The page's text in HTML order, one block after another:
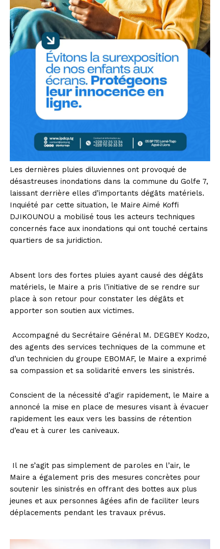
Les dernières pluies diluviennes ont provoqué de
désastreuses inondations dans la commune du Golfe 7,
laissant derrière elles d’importants dégâts matériels.
Inquiété par cette situation, le Maire Aimé Koffi
DJIKOUNOU a mobilisé tous les acteurs techniques
concernés face aux inondations qui ont touché certains
quartiers de sa juridiction.
Absent lors des fortes pluies ayant causé des dégâts
matériels, le Maire a pris l’initiative de se rendre sur
place à son retour pour constater les dégâts et
apporter son soutien aux victimes.
Accompagné du Secrétaire Général M. DEGBEY Kodzo,
des agents des services techniques de la commune et
d’un technicien du groupe EBOMAF, le Maire a exprimé
sa compassion et sa solidarité envers les sinistrés.
Conscient de la nécessité d’agir rapidement, le Maire a
annoncé la mise en place de mesures visant à évacuer
rapidement les eaux vers les bassins de rétention
d’eau et à curer les caniveaux.
Il ne s’agit pas simplement de paroles en l’air, le
Maire a également pris des mesures concrètes pour
soutenir les sinistrés en offrant des bottes aux plus
jeunes et aux personnes âgées afin de faciliter leurs
déplacements pendant les travaux prévus.